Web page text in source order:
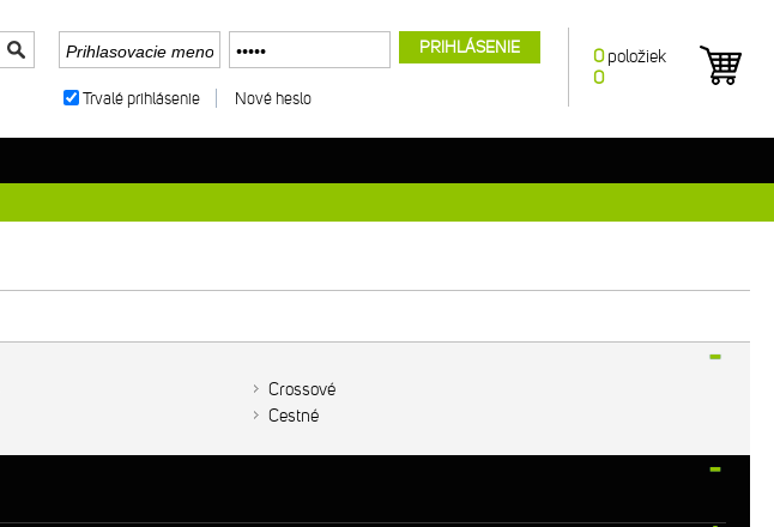
Crossové
Cestné
0 položiek
0
PRIHLÁSENIE
Trvalé prihlásenie Nové heslo